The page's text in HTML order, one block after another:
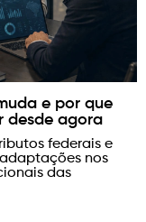
a base
oinventário
estão,
condições se